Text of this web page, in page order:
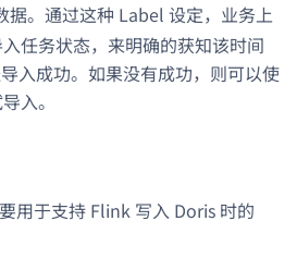
据。通过这种 Label 设定，业务上
任务状态，来明确的获知该时间
入成功。如果没有成功，则可以使
入。
用于支持 Flink 写入 Doris 时的